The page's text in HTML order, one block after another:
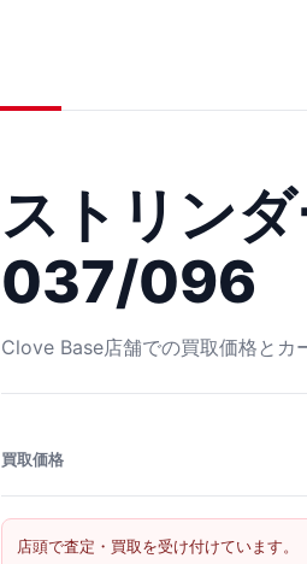
ストリン
037/096
Clove Base店舗での買取価格とカ
買取価格
店頭で査定・買取を受け付けています。